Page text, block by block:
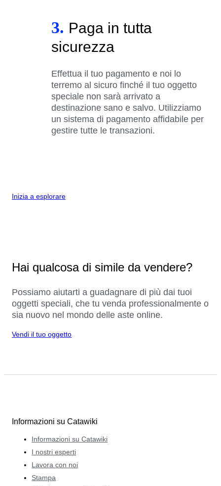
3. Paga in tutta
sicurezza
Effettua il tuo pagamento e noi lo
terremo al sicuro finché il tuo oggetto
speciale non sarà arrivato a
destinazione sano e salvo. Utilizziamo
un sistema di pagamento affidabile per
gestire tutte le transazioni.
Inizia a esplorare
Hai qualcosa di simile da vendere?
Possiamo aiutarti a guadagnare di più dai tuoi
oggetti speciali, che tu venda professionalmente o
sia nuovo nel mondo delle aste online.
Vendi il tuo oggetto
Informazioni su Catawiki
Informazioni su Catawiki
I nostri esperti
Lavora con noi
Stampa